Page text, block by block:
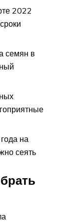
2022
семян в
на
сеять